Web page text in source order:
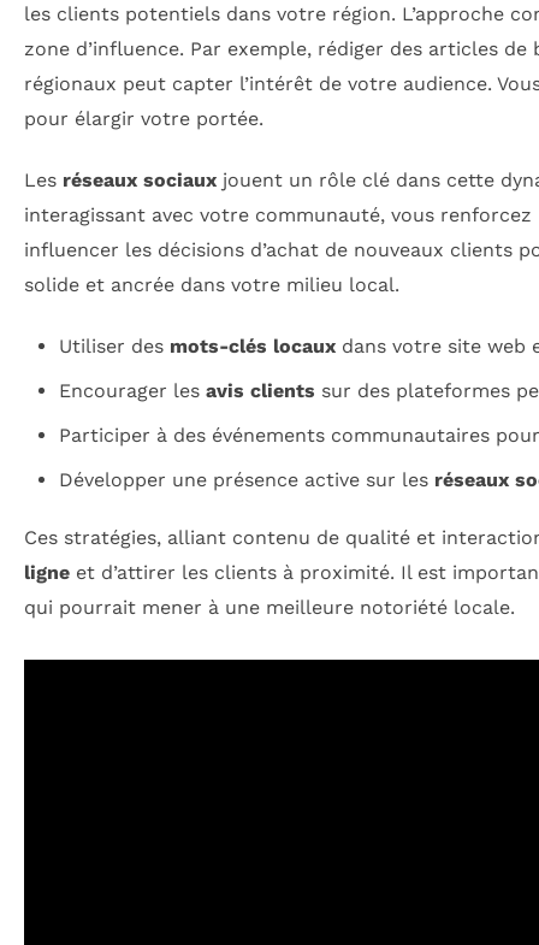
les clients potentiels dans votre région. L’approche
zone d’influence. Par exemple, rédiger des articles
régionaux peut capter l’intérêt de votre audience.
pour élargir votre portée.
Les réseaux sociaux jouent un rôle clé dans cette
interagissant avec votre communauté, vous
influencer les décisions d’achat de nouveaux clients
solide et ancrée dans votre milieu local.
Utiliser des mots-clés locauxdans votre site web
Encourager les avis clients sur des plateformes
Participer à des événements communautaires
Développer une présence active sur les réseaux
Ces stratégies, alliant contenu de qualité et
ligne et d’attirer les clients à proximité. Il est
qui pourrait mener à une meilleure notoriété locale.